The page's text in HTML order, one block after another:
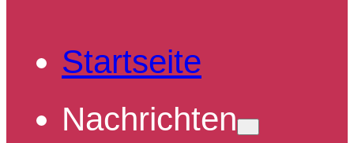
Startseite
Nachrichten